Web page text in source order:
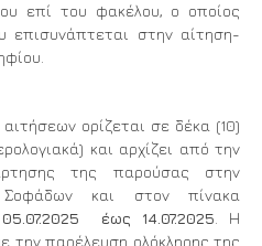
επί του φακέλου, ο οποίος
στην αίτηση-
ορίζεται σε δέκα (10)
και αρχίζει από την
της παρούσας στην
και στον πίνακα
έως 14.07.2025 . Η
την παρέλευση ολόκληρης της